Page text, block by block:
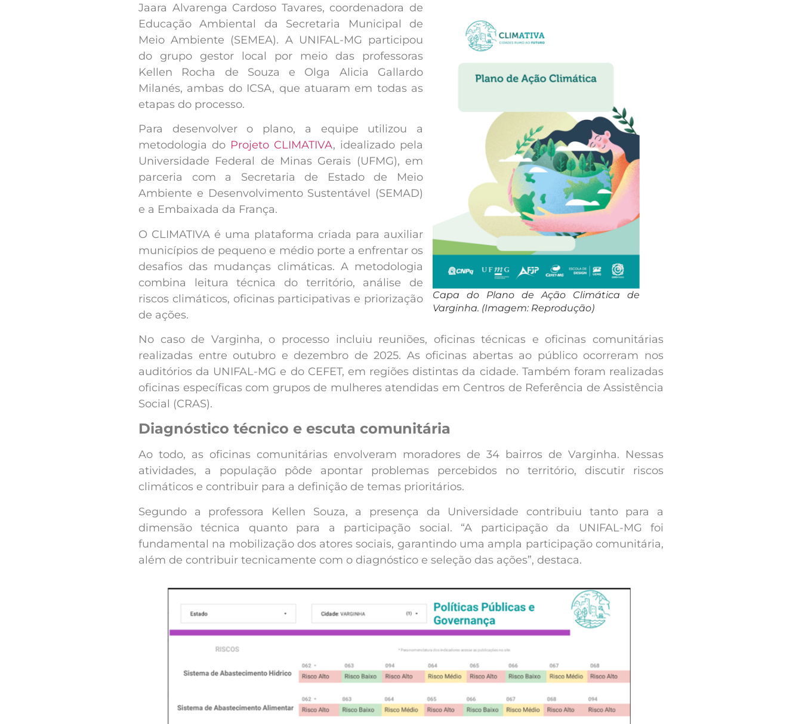
Capa do Plano de Ação Climática de
Varginha. (Imagem: Reprodução)
Jaara Alvarenga Cardoso Tavares, coordenadora de
Educação Ambiental da Secretaria Municipal de
Meio Ambiente (SEMEA). A UNIFAL-MG participou
do grupo gestor local por meio das professoras
Kellen Rocha de Souza e Olga Alicia Gallardo
Milanés, ambas do ICSA, que atuaram em todas as
etapas do processo.
Para desenvolver o plano, a equipe utilizou a
metodologia do Projeto CLIMATIVA, idealizado pela
Universidade Federal de Minas Gerais (UFMG), em
parceria com a Secretaria de Estado de Meio
Ambiente e Desenvolvimento Sustentável (SEMAD)
e a Embaixada da França.
O CLIMATIVA é uma plataforma criada para auxiliar
municípios de pequeno e médio porte a enfrentar os
desafios das mudanças climáticas. A metodologia
combina leitura técnica do território, análise de
riscos climáticos, oficinas participativas e priorização
de ações.
No caso de Varginha, o processo incluiu reuniões, oficinas técnicas e oficinas comunitárias
realizadas entre outubro e dezembro de 2025. As oficinas abertas ao público ocorreram nos
auditórios da UNIFAL-MG e do CEFET, em regiões distintas da cidade. Também foram realizadas
oficinas específicas com grupos de mulheres atendidas em Centros de Referência de Assistência
Social (CRAS).
Diagnóstico técnico e escuta comunitária
Ao todo, as oficinas comunitárias envolveram moradores de 34 bairros de Varginha. Nessas
atividades, a população pôde apontar problemas percebidos no território, discutir riscos
climáticos e contribuir para a definição de temas prioritários.
Segundo a professora Kellen Souza, a presença da Universidade contribuiu tanto para a
dimensão técnica quanto para a participação social. “A participação da UNIFAL-MG foi
fundamental na mobilização dos atores sociais, garantindo uma ampla participação comunitária,
além de contribuir tecnicamente com o diagnóstico e seleção das ações”, destaca.